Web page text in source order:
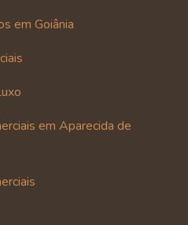
em Goiânia
em Aparecida de